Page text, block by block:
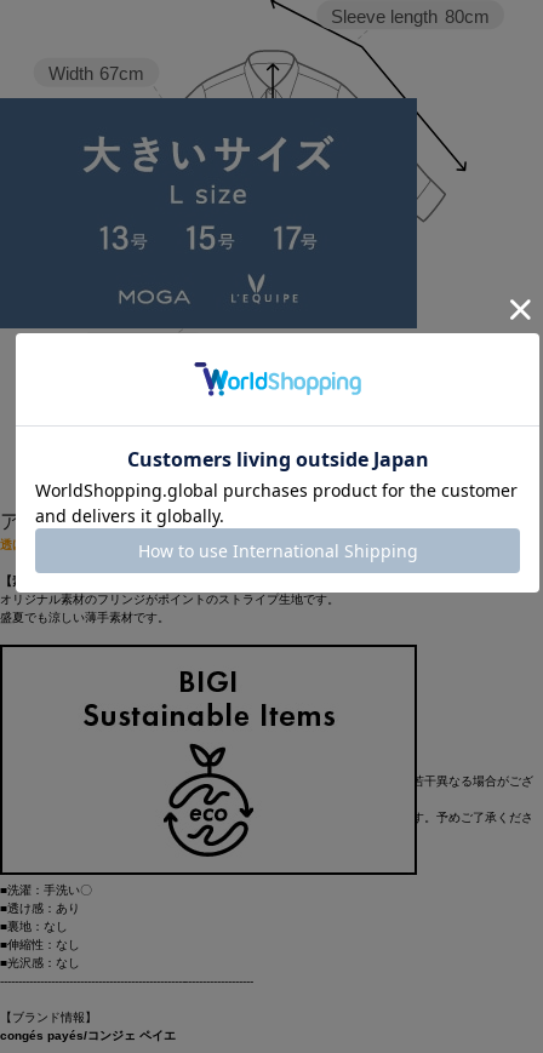
Sleeve length 80cm
Width 67cm
38
アイテム説明
透け感が涼しげなストライプブラウス。ペプラムシルエットが新鮮です。
【素材】
オリジナル素材のフリンジがポイントのストライプ生地です。
盛夏でも涼しい薄手素材です。
◆程よい透け感の素材を使用したブラウス
◆ペプラムシルエットでレディライクな印象
◆袖口にゴムが入っているので、袖を上げてバルーンスリーブにしても。
※画像の商品はサンプルです。実際の商品とは仕様・加工・サイズ・素材が若干異なる場合がござ
※画像の商品は光の照射や角度により、実物と色味が異なる場合がございます。予めご了承くださ
----------------------------------------------------------------------
■洗濯：手洗い〇
■透け感：あり
■裏地：なし
■伸縮性：なし
■光沢感：なし
----------------------------------------------------------------------
【ブランド情報】
congés payés/コンジェ ペイエ